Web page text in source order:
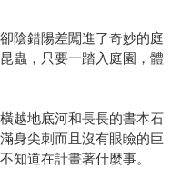
陰錯陽差闖進了奇妙的庭
蟲，只要一踏入庭園，體
越地底河和長長的書本石
身尖刺而且沒有眼瞼的巨
道在計畫著什麼事。